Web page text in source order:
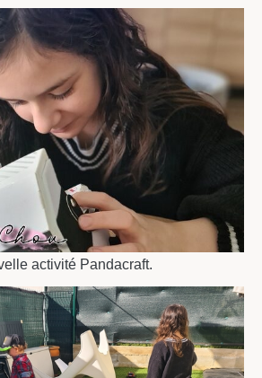
activité Pandacraft.